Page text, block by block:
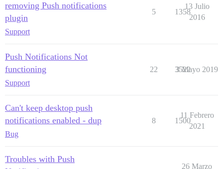
removing Push notifications
plugin
Support
5 1358
13 Julio
2016
Push Notifications Not
functioning
Support
22 3522
3 Mayo 2019
Can't keep desktop push
notifications enabled - dup
Bug
8 1500
11 Febrero
2021
Troubles with Push
26 Marzo